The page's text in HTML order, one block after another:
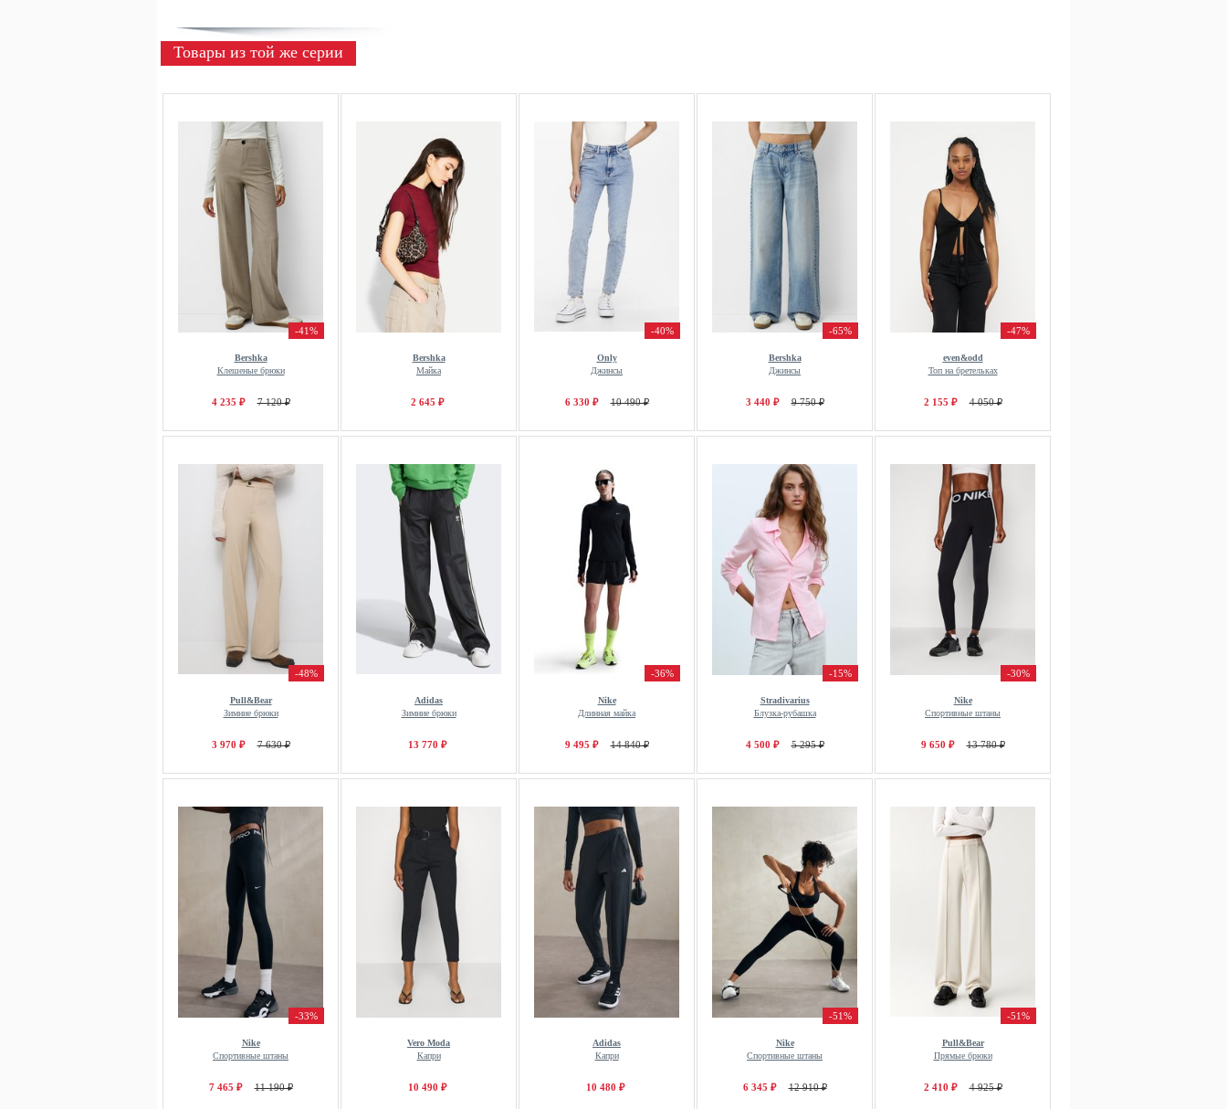
Товары из той же серии
-41%
Bershka
Клешеные брюки
4 235 ₽ 7 120 ₽
Bershka
Майка
2 645 ₽
-40%
Only
Джинсы
6 330 ₽ 10 490 ₽
-65%
Bershka
Джинсы
3 440 ₽ 9 750 ₽
-47%
even&odd
Топ на бретельках
2 155 ₽ 4 050 ₽
-48%
Pull&Bear
Зимние брюки
3 970 ₽ 7 630 ₽
Adidas
Зимние брюки
13 770 ₽
-36%
Nike
Длинная майка
9 495 ₽ 14 840 ₽
-15%
Stradivarius
Блузка-рубашка
4 500 ₽ 5 295 ₽
-30%
Nike
Спортивные штаны
9 650 ₽ 13 780 ₽
-33%
Nike
Спортивные штаны
7 465 ₽ 11 190 ₽
Vero Moda
Капри
10 490 ₽
Adidas
Капри
10 480 ₽
-51%
Nike
Спортивные штаны
6 345 ₽ 12 910 ₽
-51%
Pull&Bear
Прямые брюки
2 410 ₽ 4 925 ₽